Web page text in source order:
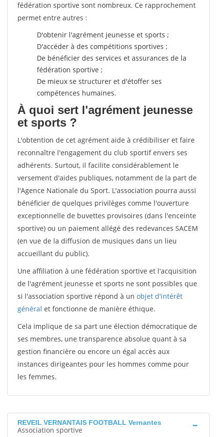
fédération sportive sont nombreux. Ce rapprochement
permet entre autres :
D'obtenir l'agrément jeunesse et sports ;
D'accéder à des compétitions sportives ;
De bénéficier des services et assurances de la
fédération sportive ;
De mieux se structurer et d'étoffer ses
compétences humaines.
À quoi sert l'agrément jeunesse
et sports ?
L'obtention de cet agrément aide à crédibiliser et faire
reconnaître l'engagement du club sportif envers ses
adhérents. Surtout, il facilite considérablement le
versement d'aides publiques, notamment de la part de
l'Agence Nationale du Sport. L'association pourra aussi
bénéficier de quelques privilèges comme l'ouverture
exceptionnelle de buvettes provisoires (dans l'enceinte
sportive) ou un paiement allégé des redevances SACEM
(en vue de la diffusion de musiques dans un lieu
accueillant du public).
Une affiliation à une fédération sportive et l'acquisition
de l'agrément jeunesse et sports ne sont possibles que
si l'association sportive répond à un objet d'intérêt
général et fonctionne de manière éthique.
Cela implique de sa part une élection démocratique de
ses membres, une transparence absolue quant à sa
gestion financière ou encore un égal accès aux
instances dirigeantes pour les hommes comme pour
les femmes.
REVEIL VERNANTAIS FOOTBALL Vernantes
Association sportive